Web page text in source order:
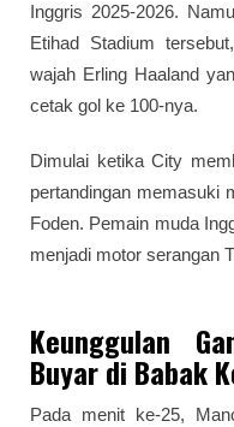
Inggris 2025-2026.
Etihad Stadium
wajah Erling Haaland
cetak gol ke 100-nya.
Dimulai ketika City
pertandingan memasuki
Foden. Pemain muda
menjadi motor serangan
Keunggulan
Buyar di Babak
Pada menit ke-25,